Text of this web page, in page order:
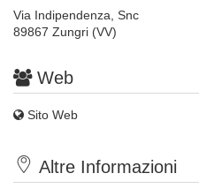
Via Indipendenza, Snc
89867 Zungri (VV)
Web
Sito Web
Altre Informazioni